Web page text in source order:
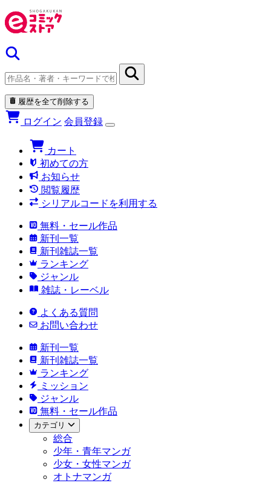
履歴を全て削除する
ログイン 会員登録
カート
初めての方
お知らせ
閲覧履歴
シリアルコードを利用する
無料・セール作品
新刊一覧
新刊雑誌一覧
ランキング
ジャンル
雑誌・レーベル
よくある質問
お問い合わせ
新刊一覧
新刊雑誌一覧
ランキング
ミッション
ジャンル
無料・セール作品
カテゴリ
総合
少年・青年マンガ
少女・女性マンガ
オトナマンガ